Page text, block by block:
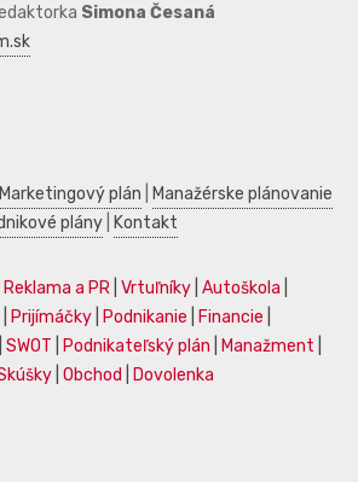
Simona Česaná
Marketingový plán
Manažérske plánovanie
plány Kontakt
Reklama a PR Vrtuľníky Autoškola
Prijímáčky Podnikanie Financie
SWOT Podnikateľský plán Manažment
Obchod Dovolenka